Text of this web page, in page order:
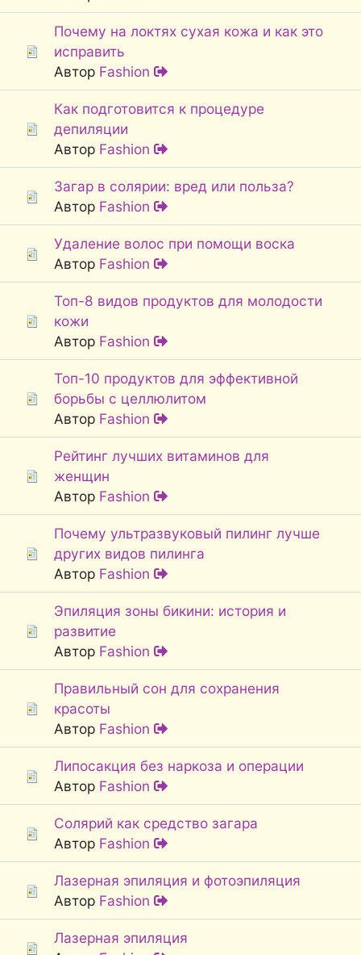
Почему на локтях сухая кожа и как это
исправить
Автор Fashion
Как подготовится к процедуре
депиляции
Автор Fashion
Загар в солярии: вред или польза?
Автор Fashion
Удаление волос при помощи воска
Автор Fashion
Топ-8 видов продуктов для молодости
кожи
Автор Fashion
Топ-10 продуктов для эффективной
борьбы с целлюлитом
Автор Fashion
Рейтинг лучших витаминов для
женщин
Автор Fashion
Почему ультразвуковый пилинг лучше
других видов пилинга
Автор Fashion
Эпиляция зоны бикини: история и
развитие
Автор Fashion
Правильный сон для сохранения
красоты
Автор Fashion
Липосакция без наркоза и операции
Автор Fashion
Солярий как средство загара
Автор Fashion
Лазерная эпиляция и фотоэпиляция
Автор Fashion
Лазерная эпиляция